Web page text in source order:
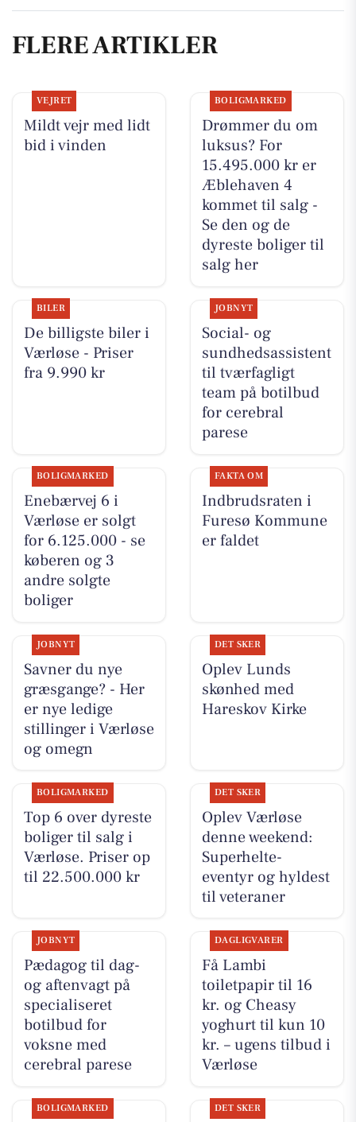
FLERE ARTIKLER
VEJRET
Mildt vejr med lidt
bid i vinden
BOLIGMARKED
Drømmer du om
luksus? For
15.495.000 kr er
Æblehaven 4
kommet til salg -
Se den og de
dyreste boliger til
salg her
BILER
De billigste biler i
Værløse - Priser
fra 9.990 kr
JOBNYT
Social- og
sundhedsassistent
til tværfagligt
team på botilbud
for cerebral
parese
BOLIGMARKED
Enebærvej 6 i
Værløse er solgt
for 6.125.000 - se
køberen og 3
andre solgte
boliger
FAKTA OM
Indbrudsraten i
Furesø Kommune
er faldet
JOBNYT
Savner du nye
græsgange? - Her
er nye ledige
stillinger i Værløse
og omegn
DET SKER
Oplev Lunds
skønhed med
Hareskov Kirke
BOLIGMARKED
Top 6 over dyreste
boliger til salg i
Værløse. Priser op
til 22.500.000 kr
DET SKER
Oplev Værløse
denne weekend:
Superhelte-
eventyr og hyldest
til veteraner
JOBNYT
Pædagog til dag-
og aftenvagt på
specialiseret
botilbud for
voksne med
cerebral parese
DAGLIGVARER
Få Lambi
toiletpapir til 16
kr. og Cheasy
yoghurt til kun 10
kr. – ugens tilbud i
Værløse
BOLIGMARKED DET SKER